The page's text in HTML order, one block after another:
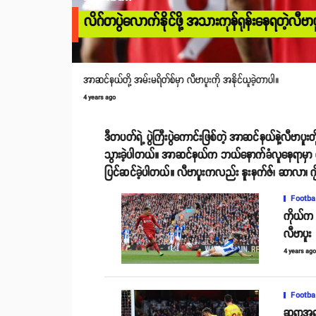
လိဂ်တပွဲလောက်နိုင်ဖို့ အသားကုန်ရုန်းနေရတဲ့လီ
အာဆင်နယ်တို့ အမ်းမရိတ်စ်မှာ လီဗာပူးကို အနိုင်ယူခဲ့တာပါ။
4 years ago
ဒီတပတ်ရဲ့ ပွဲကြီးပွဲကောင်းဖြစ်တဲ့ အာဆင်နယ်နဲ့လီဗာပူ
သွားခဲ့ပါတယ်။ အာဆင်နယ်က ဘယ်နောက်ခံလူနေရာမှာ
ပြင်ဆင်ခဲ့ပါတယ်။ လီဗာပူးကလည်း နူးနက်ဇ်၊ ဆာလ
ကိုယ်က
လီဗာပူး
4 years ago